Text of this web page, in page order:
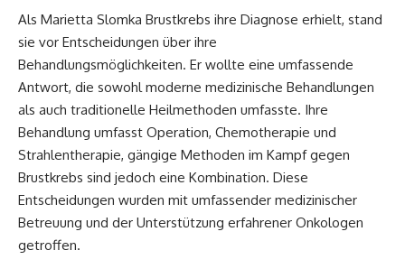
Als Marietta Slomka Brustkrebs ihre Diagnose erhielt, stand
sie vor Entscheidungen über ihre
Behandlungsmöglichkeiten. Er wollte eine umfassende
Antwort, die sowohl moderne medizinische Behandlungen
als auch traditionelle Heilmethoden umfasste. Ihre
Behandlung umfasst Operation, Chemotherapie und
Strahlentherapie, gängige Methoden im Kampf gegen
Brustkrebs sind jedoch eine Kombination. Diese
Entscheidungen wurden mit umfassender medizinischer
Betreuung und der Unterstützung erfahrener Onkologen
getroffen.